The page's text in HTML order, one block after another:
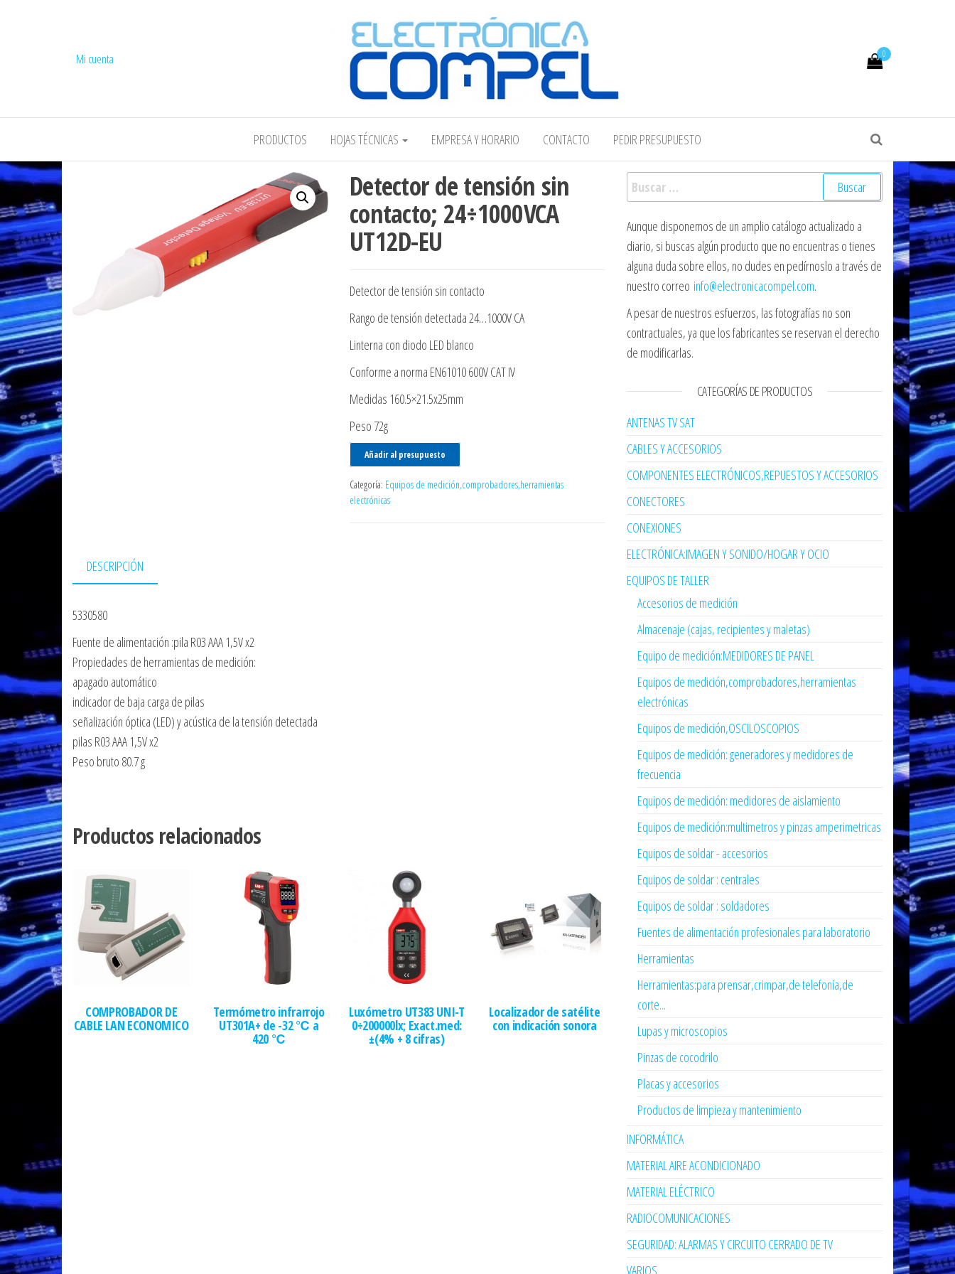
COMPEL Electrónica COMPEL
0
Mi cuenta
PRODUCTOS HOJAS TÉCNICAS EMPRESA Y HORARIO CONTACTO PEDIR PRESUPUESTO
Detector de tensión sin
contacto; 24÷1000VCA
UT12D-EU
Detector de tensión sin contacto
Rango de tensión detectada 24…1000V CA
Linterna con diodo LED blanco
Conforme a norma EN61010 600V CAT IV
Medidas 160.5×21.5x25mm
Peso 72g
Añadir al presupuesto
Categoría: Equipos de medición,comprobadores,herramientas
electrónicas
DESCRIPCIÓN
5330580
Fuente de alimentación :pila R03 AAA 1,5V x2
Propiedades de herramientas de medición:
apagado automático
indicador de baja carga de pilas
señalización óptica (LED) y acústica de la tensión detectada
pilas R03 AAA 1,5V x2
Peso bruto 80.7 g
Productos relacionados
COMPROBADOR DE
CABLE LAN ECONOMICO
Termómetro infrarrojo
UT301A+ de -32 ℃ a
420 ℃
Luxómetro UT383 UNI-T
0÷200000lx; Exact.med:
±(4% + 8 cifras)
Localizador de satélite
con indicación sonora
Buscar:
Aunque disponemos de un amplio catálogo actualizado a
diario, si buscas algún producto que no encuentras o tienes
alguna duda sobre ellos, no dudes en pedírnoslo a través de
nuestro correo info@electronicacompel.com.
A pesar de nuestros esfuerzos, las fotografías no son
contractuales, ya que los fabricantes se reservan el derecho
de modificarlas.
CATEGORÍAS DE PRODUCTOS
ANTENAS TV SAT
CABLES Y ACCESORIOS
COMPONENTES ELECTRÓNICOS,REPUESTOS Y ACCESORIOS
CONECTORES
CONEXIONES
ELECTRÓNICA:IMAGEN Y SONIDO/HOGAR Y OCIO
EQUIPOS DE TALLER
Accesorios de medición
Almacenaje (cajas, recipientes y maletas)
Equipo de medición:MEDIDORES DE PANEL
Equipos de medición,comprobadores,herramientas
electrónicas
Equipos de medición,OSCILOSCOPIOS
Equipos de medición: generadores y medidores de
frecuencia
Equipos de medición: medidores de aislamiento
Equipos de medición:multimetros y pinzas amperimetricas
Equipos de soldar - accesorios
Equipos de soldar : centrales
Equipos de soldar : soldadores
Fuentes de alimentación profesionales para laboratorio
Herramientas
Herramientas:para prensar,crimpar,de telefonía,de
corte...
Lupas y microscopios
Pinzas de cocodrilo
Placas y accesorios
Productos de limpieza y mantenimiento
INFORMÁTICA
MATERIAL AIRE ACONDICIONADO
MATERIAL ELÉCTRICO
RADIOCOMUNICACIONES
SEGURIDAD: ALARMAS Y CIRCUITO CERRADO DE TV
VARIOS